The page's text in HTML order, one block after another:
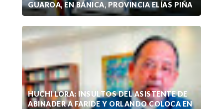
GUAROA, EN BÁNICA, PROVINCIA ELÍAS PIÑA
HUCHI LORA: INSULTOS DEL ASISTENTE DE
ABINADER A FARIDE Y ORLANDO COLOCA EN